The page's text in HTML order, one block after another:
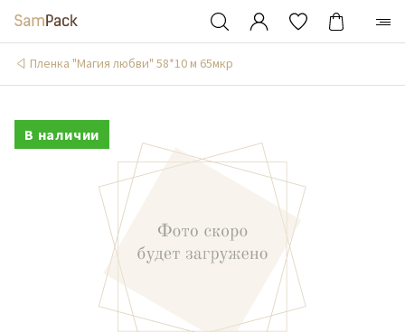
Пленка "Магия любви" 58*10 м 65мкр
В наличии